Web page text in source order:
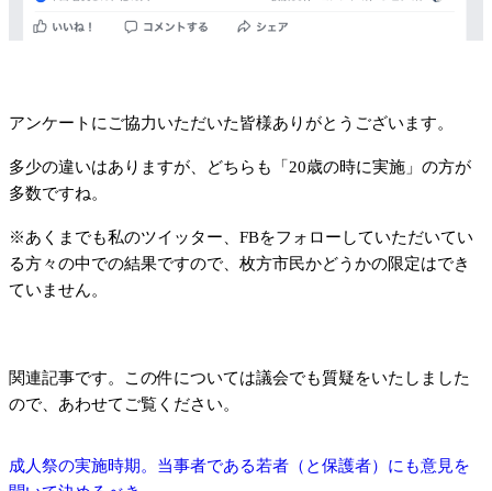
アンケートにご協力いただいた皆様ありがとうございます。
多少の違いはありますが、どちらも「20歳の時に実施」の方が
多数ですね。
※あくまでも私のツイッター、FBをフォローしていただいてい
る方々の中での結果ですので、枚方市民かどうかの限定はでき
ていません。
関連記事です。この件については議会でも質疑をいたしました
ので、あわせてご覧ください。
成人祭の実施時期。当事者である若者（と保護者）にも意見を